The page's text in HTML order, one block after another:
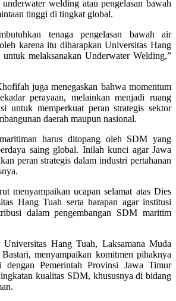
welding atau pengelasan bawah
tinggi di tingkat global.
tenaga pengelasan bawah air
karena itu diharapkan Universitas Hang
melaksanakan Underwater Welding,”
juga menegaskan bahwa momentum
perayaan, melainkan menjadi ruang
untuk memperkuat peran strategis sektor
daerah maupun nasional.
harus ditopang oleh SDM yang
saing global. Inilah kunci agar Jawa
peran strategis dalam industri pertahanan
menyampaikan ucapan selamat atas Dies
Hang Tuah serta harapan agar institusi
dalam pengembangan SDM maritim
Universitas Hang Tuah, Laksamana Muda
menyampaikan komitmen pihaknya
dengan Pemerintah Provinsi Jawa Timur
kualitas SDM, khususnya di bidang